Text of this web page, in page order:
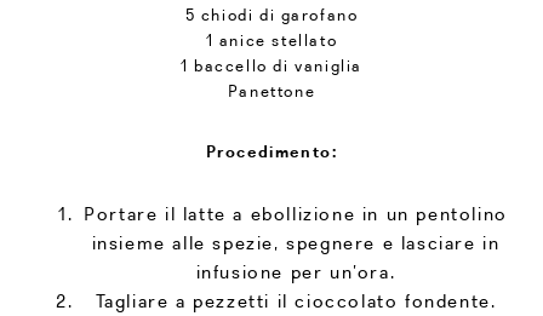
5 chiodi di garofano
1 anice stellato
1 baccello di vaniglia
Panettone
Procedimento:
Portare il latte a ebollizione in un pentolino
insieme alle spezie, spegnere e lasciare in
infusione per un’ora.
Tagliare a pezzetti il cioccolato fondente.